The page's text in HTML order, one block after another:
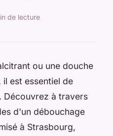
de lecture
ou une douche
il est essentiel de
Découvrez à travers
d'un débouchage
à Strasbourg,